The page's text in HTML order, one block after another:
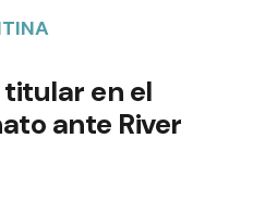
titular en el
ante River